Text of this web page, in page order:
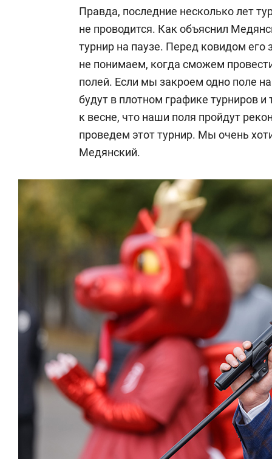
Правда, последние несколько лет
не проводится. Как объяснил
турнир на паузе. Перед ковидом его
не понимаем, когда сможем
полей. Если мы закроем одно поле
будут в плотном графике турниров
к весне, что наши поля пройдут
проведем этот турнир. Мы очень
Медянский.